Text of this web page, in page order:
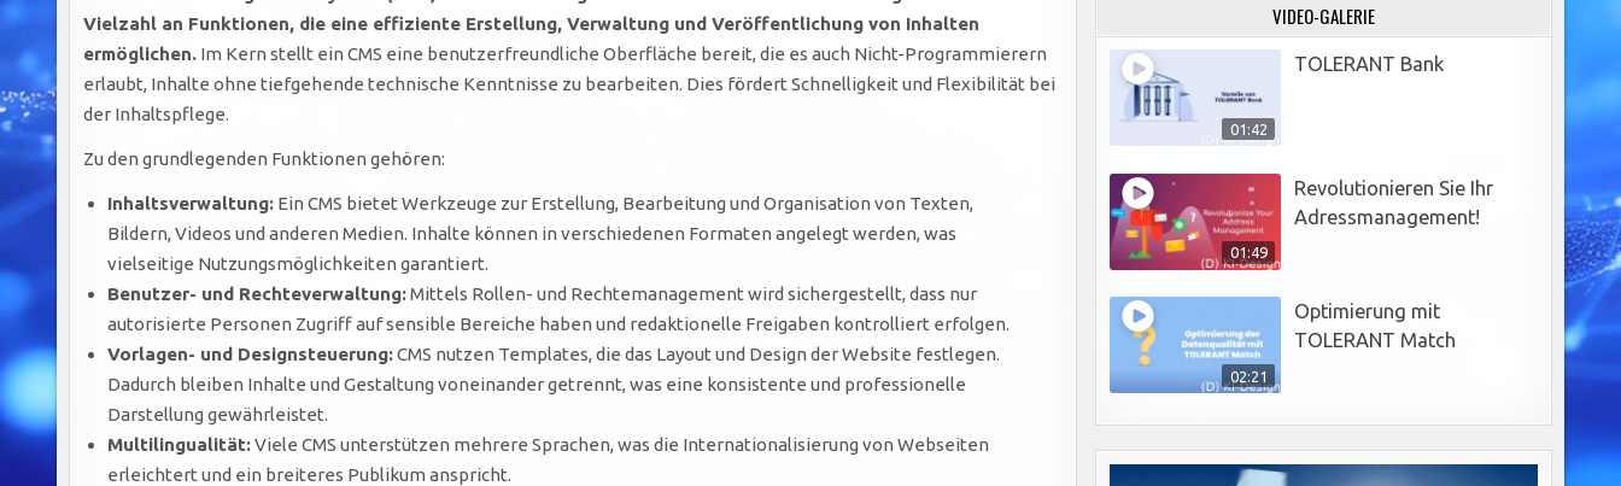
Vielzahl an Funktionen, die eine effiziente Erstellung, Verwaltung und Veröffentlichung von Inhalten
ermöglichen. Im Kern stellt ein CMS eine benutzerfreundliche Oberfläche bereit, die es auch Nicht-Programmierern
erlaubt, Inhalte ohne tiefgehende technische Kenntnisse zu bearbeiten. Dies fördert Schnelligkeit und Flexibilität bei
der Inhaltspflege.
Zu den grundlegenden Funktionen gehören:
Inhaltsverwaltung: Ein CMS bietet Werkzeuge zur Erstellung, Bearbeitung und Organisation von Texten,
Bildern, Videos und anderen Medien. Inhalte können in verschiedenen Formaten angelegt werden, was
vielseitige Nutzungsmöglichkeiten garantiert.
Benutzer- und Rechteverwaltung:Mittels Rollen- und Rechtemanagement wird sichergestellt, dass nur
autorisierte Personen Zugriff auf sensible Bereiche haben und redaktionelle Freigaben kontrolliert erfolgen.
Vorlagen- und Designsteuerung:CMS nutzen Templates, die das Layout und Design der Website festlegen.
Dadurch bleiben Inhalte und Gestaltung voneinander getrennt, was eine konsistente und professionelle
Darstellung gewährleistet.
Multilingualität:Viele CMS unterstützen mehrere Sprachen, was die Internationalisierung von Webseiten
erleichtert und ein breiteres Publikum anspricht.
VIDEO-GALERIE
01:42
TOLERANT Bank
01:49
Revolutionieren Sie Ihr
Adressmanagement!
02:21
Optimierung mit
TOLERANT Match